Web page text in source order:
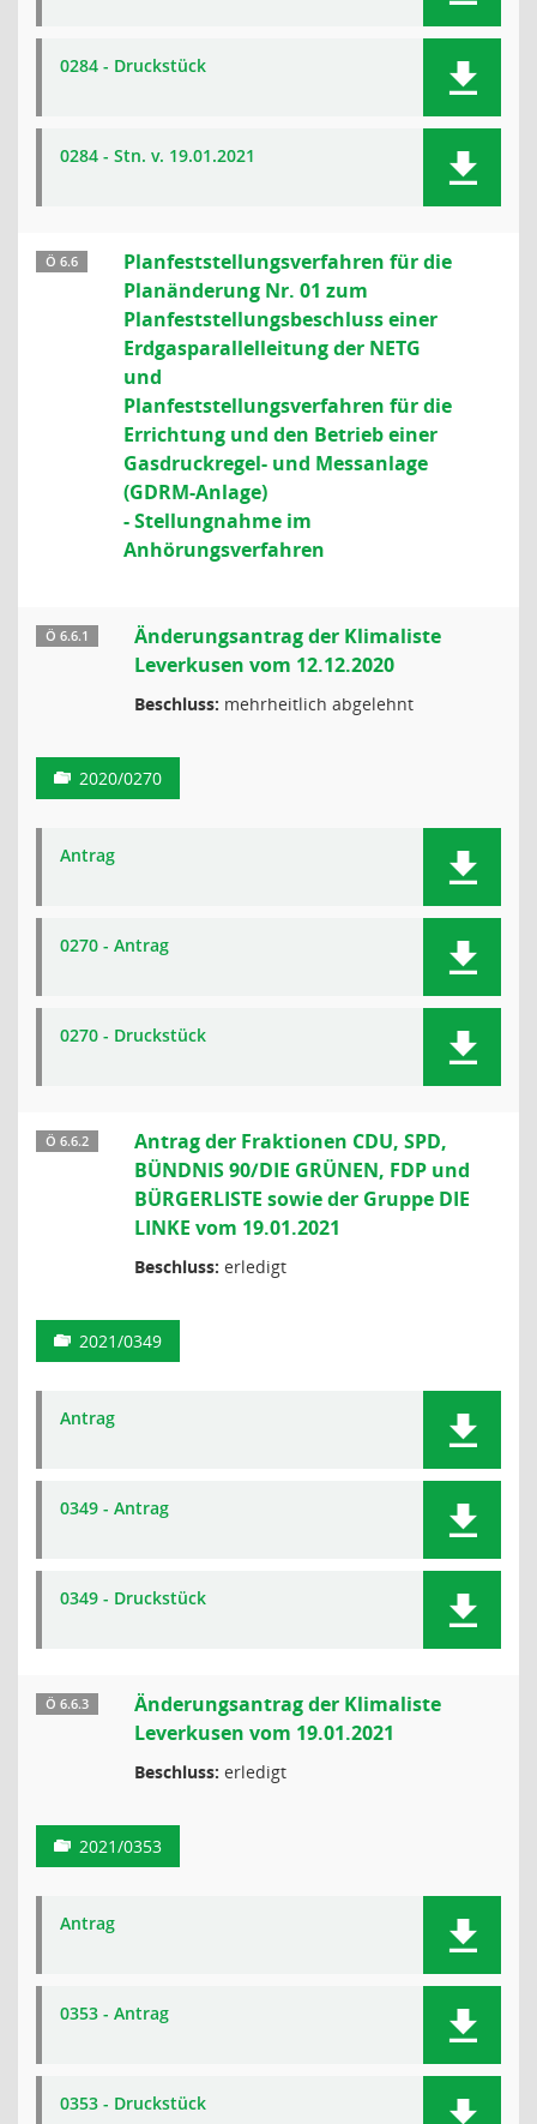
0284 - Druckstück
0284 - Stn. v. 19.01.2021
Ö 6.6
Planfeststellungsverfahren für die
Planänderung Nr. 01 zum
Planfeststellungsbeschluss einer
Erdgasparallelleitung der NETG
und
Planfeststellungsverfahren für die
Errichtung und den Betrieb einer
Gasdruckregel- und Messanlage
(GDRM-Anlage)
- Stellungnahme im
Anhörungsverfahren
Ö 6.6.1
Änderungsantrag der Klimaliste
Leverkusen vom 12.12.2020
Beschluss: mehrheitlich abgelehnt
2020/0270
Antrag
0270 - Antrag
0270 - Druckstück
Ö 6.6.2
Antrag der Fraktionen CDU, SPD,
BÜNDNIS 90/DIE GRÜNEN, FDP und
BÜRGERLISTE sowie der Gruppe DIE
LINKE vom 19.01.2021
Beschluss: erledigt
2021/0349
Antrag
0349 - Antrag
0349 - Druckstück
Ö 6.6.3
Änderungsantrag der Klimaliste
Leverkusen vom 19.01.2021
Beschluss: erledigt
2021/0353
Antrag
0353 - Antrag
0353 - Druckstück